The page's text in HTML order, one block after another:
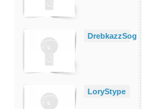
DrebkazzSog
LoryStype